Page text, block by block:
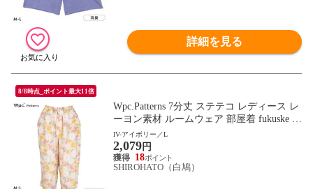
詳細を見る
8/8時点_ポイント最大11倍
Wpc.Patterns 7分丈 ステテコ レディース レ
ーヨン素材 ルームウェア 部屋着 fukuske 福
助
IV-アイボリー／L
2,079円
18
SHIROHATO（白鳩）